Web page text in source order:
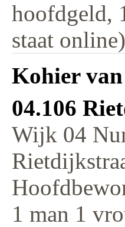
hoofdgeld,
staat
Kohier
04.106
Wijk 04
1 man 1